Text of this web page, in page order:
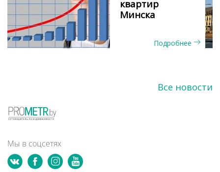
квартир
Минска
Подробнее
Все новости
Мы в соцсетях